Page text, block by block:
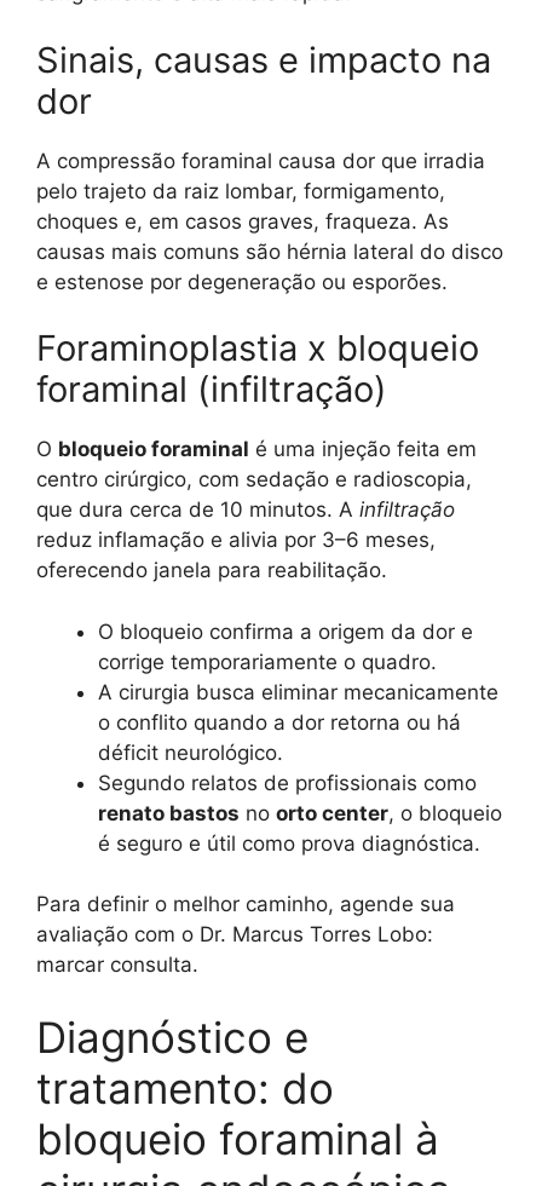
Sinais, causas e impacto na
dor
A compressão foraminal causa dor que irradia
pelo trajeto da raiz lombar, formigamento,
choques e, em casos graves, fraqueza. As
causas mais comuns são hérnia lateral do disco
e estenose por degeneração ou esporões.
Foraminoplastia x bloqueio
foraminal (infiltração)
O bloqueio foraminal é uma injeção feita em
centro cirúrgico, com sedação e radioscopia,
que dura cerca de 10 minutos. A infiltração
reduz inflamação e alivia por 3–6 meses,
oferecendo janela para reabilitação.
O bloqueio confirma a origem da dor e
corrige temporariamente o quadro.
A cirurgia busca eliminar mecanicamente
o conflito quando a dor retorna ou há
déficit neurológico.
Segundo relatos de profissionais como
renato bastos no orto center, o bloqueio
é seguro e útil como prova diagnóstica.
Para definir o melhor caminho, agende sua
avaliação com o Dr. Marcus Torres Lobo:
marcar consulta.
Diagnóstico e
tratamento: do
bloqueio foraminal à